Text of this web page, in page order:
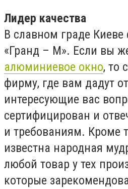
Лидер качества
В славном граде Киеве
«Гранд – М». Если вы
алюминиевое окно, то
фирму, где вам дадут
интересующие вас
сертифицирован и
и требованиям. Кроме
известна народная
любой товар у тех
которые